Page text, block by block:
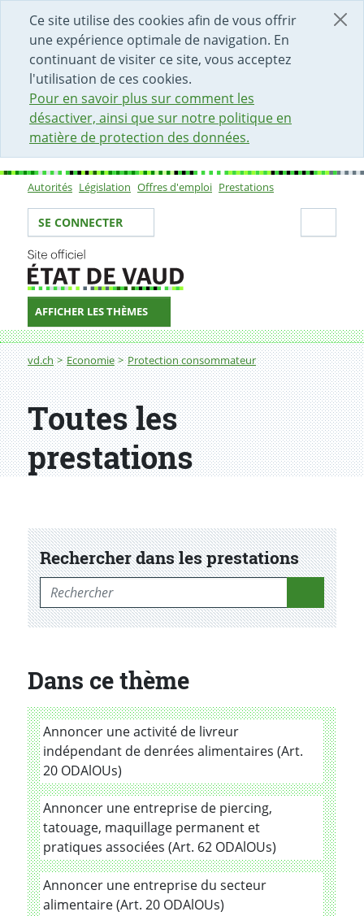
Ce site utilise des cookies afin de vous offrir
une expérience optimale de navigation. En
continuant de visiter ce site, vous acceptez
l'utilisation de ces cookies.
Pour en savoir plus sur comment les
désactiver, ainsi que sur notre politique en
matière de protection des données.
DÉBUT DU CONTENU DE LA PAGE
ACCÈS AU CHAMP DE RECHERCHE
PAGE D'ACCUEIL
FORMULAIRE DE CONTACT
Sous-navigation
Autorités Législation Offres d'emploi Prestations
Votre identité
SE CONNECTER
AFFICHER LES THÈMES
Fil d'Ariane
vd.ch Economie Protection consommateur
Toutes les
prestations
Rechercher dans les prestations
Rechercher dans les prestations
Dans ce thème
Annoncer une activité de livreur
indépendant de denrées alimentaires (Art.
20 ODAlOUs)
Annoncer une entreprise de piercing,
tatouage, maquillage permanent et
pratiques associées (Art. 62 ODAlOUs)
Annoncer une entreprise du secteur
alimentaire (Art. 20 ODAlOUs)